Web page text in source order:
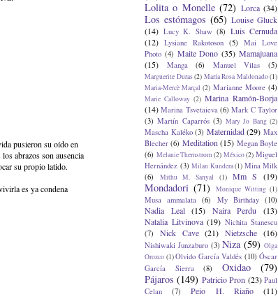
pusieron su oído en
abrazos son ausencia
su propio latido.
es ya condena
Lolita o Monelle (72) Lorca (34)
Los estómagos (65) Louise Gluck
(14) Lucy K. Shaw (8) Luis Cernuda
(12) Lysiane Rakotoson (5)
Mai Love
Photo (4) Maite Dono (35) Mamajuana
(15)
Manga (6) Manuel Vilas (5)
Marguerite Duras(2) María Rosa Maldonado(1)
Maria-Mercè Marçal (2) Marianne Moore (4)
Marie Calloway (2) Marina Ramón-Borja
(14) Marina Tsvetaieva (6) Mark C Taylor
(3) Martín Caparrós (3) Mary Jo Bang (2)
Mascha Kaléko (3) Maternidad (29) Max
Blecher (6) Meditation (15) Megan Boyle
(6) Melanie Thernstrom (2) México (2) Miguel
Hernández (3) Milan Kundera(1) Mina Milk
(6)
Mithu M. Sanyal (1) Mm S (19)
Mondadori (71) Monique Witting (1)
Musa ammalata (6) My Birthday (10)
Nadia Leal (15) Naira Perdu
(13)
Natalia Litvinova (19) Nichita Stanescu
(7)
Nick Cave (21) Nietzsche (16)
Nishiwaki Junzaburo (3) Niza (59) Olga
Orozco (1)Olvido García Valdés (10) Óscar
García Sierra
(8) Oxidao
(79)
Pájaros (149) Patricio Pron (23) Paul
Celan
(7) Peio H. Riaño
(11)